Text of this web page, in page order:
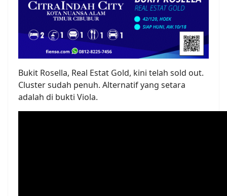
Bukit Rosella, Real Estat Gold, kini telah sold out.
Cluster sudah penuh. Alternatif yang setara
adalah di bukti Viola.